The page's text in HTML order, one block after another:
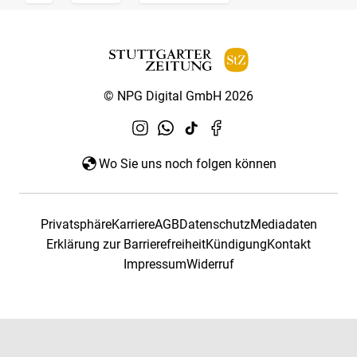
© NPG Digital GmbH 2026
Wo Sie uns noch folgen können
PrivatsphäreKarriereAGBDatenschutzMediadaten
Erklärung zur BarrierefreiheitKündigungKontakt
ImpressumWiderruf